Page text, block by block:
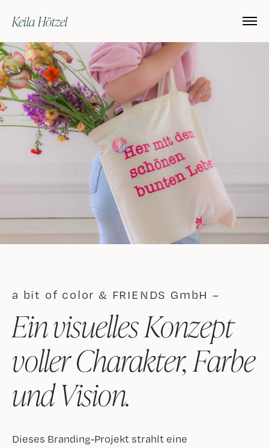
Keila Hötzel
a bit of color & FRIENDS GmbH –
Ein visuelles Konzept
voller Charakter, Farbe
und Vision.
Dieses Branding-Projekt strahlt eine